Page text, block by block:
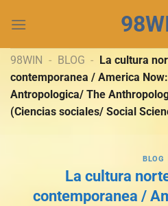
đến
dung98WIN - BLOG - La cultura
contemporanea / America
Antropologica/ The
(Ciencias sociales/ Social
BLOG
La cultura
contemporanea /